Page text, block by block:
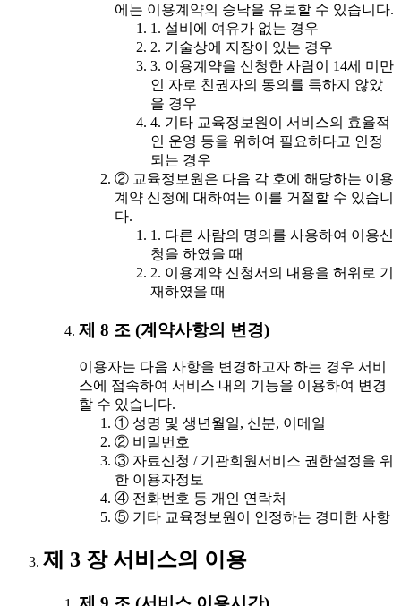
에는 이용계약의 승낙을 유보할 수 있습니다.
1. 설비에 여유가 없는 경우
2. 기술상에 지장이 있는 경우
3. 이용계약을 신청한 사람이 14세 미만
인 자로 친권자의 동의를 득하지 않았
을 경우
4. 기타 교육정보원이 서비스의 효율적
인 운영 등을 위하여 필요하다고 인정
되는 경우
② 교육정보원은 다음 각 호에 해당하는 이용
계약 신청에 대하여는 이를 거절할 수 있습니
다.
1. 다른 사람의 명의를 사용하여 이용신
청을 하였을 때
2. 이용계약 신청서의 내용을 허위로 기
재하였을 때
제 8 조 (계약사항의 변경)
이용자는 다음 사항을 변경하고자 하는 경우 서비
스에 접속하여 서비스 내의 기능을 이용하여 변경
할 수 있습니다.
① 성명 및 생년월일, 신분, 이메일
② 비밀번호
③ 자료신청 / 기관회원서비스 권한설정을 위
한 이용자정보
④ 전화번호 등 개인 연락처
⑤ 기타 교육정보원이 인정하는 경미한 사항
제 3 장 서비스의 이용